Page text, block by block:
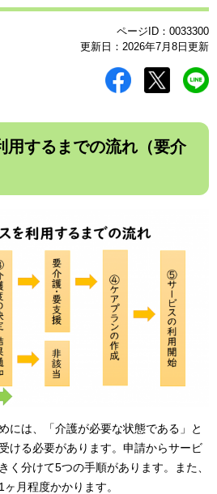
ページID：0033300
更新日：2026年7月8日更新
用するまでの流れ（要介
には、「介護が必要な状態である」と
ける必要があります。申請からサービ
く分けて5つの手順があります。また、
月程度かかります。